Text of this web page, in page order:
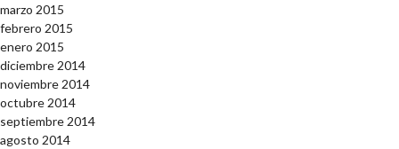
marzo 2015
febrero 2015
enero 2015
diciembre 2014
noviembre 2014
octubre 2014
septiembre 2014
agosto 2014